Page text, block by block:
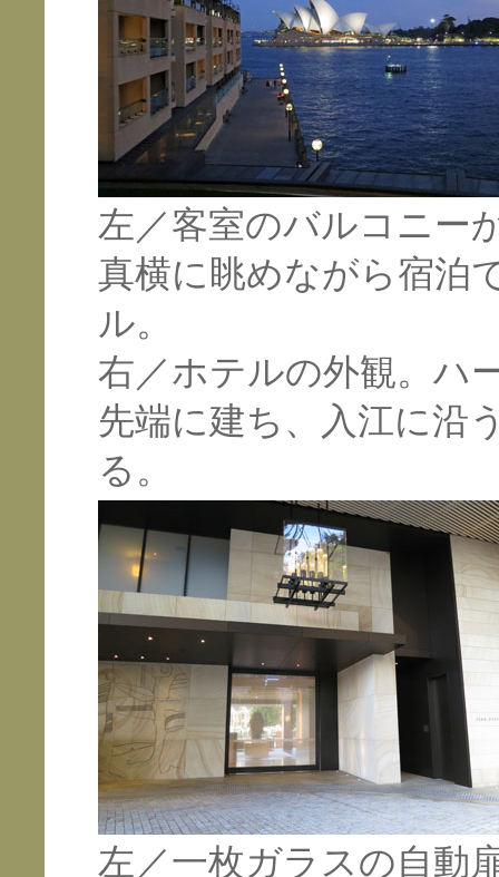
左／客室のバルコニー
真横に眺めながら宿泊
ル。
右／ホテルの外観。ハ
先端に建ち、入江に沿
る。
左／一枚ガラスの自動